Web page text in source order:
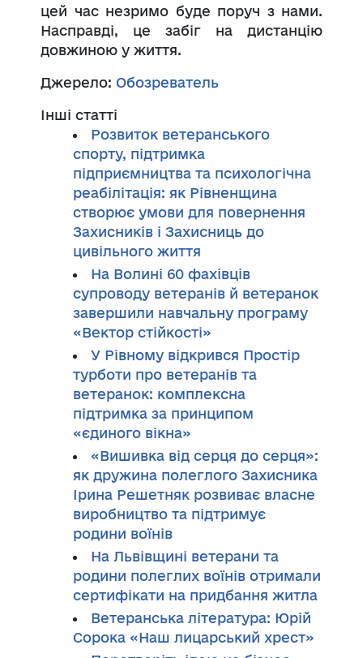
цей час незримо буде поруч з нами.
Насправді, це забіг на дистанцію
довжиною у життя.
Джерело: Обозреватель
Інші статті
Розвиток ветеранського
спорту, підтримка
підприємництва та психологічна
реабілітація: як Рівненщина
створює умови для повернення
Захисників і Захисниць до
цивільного життя
На Волині 60 фахівців
супроводу ветеранів й ветеранок
завершили навчальну програму
«Вектор стійкості»
У Рівному відкрився Простір
турботи про ветеранів та
ветеранок: комплексна
підтримка за принципом
«єдиного вікна»
«Вишивка від серця до серця»:
як дружина полеглого Захисника
Ірина Решетняк розвиває власне
виробництво та підтримує
родини воїнів
На Львівщині ветерани та
родини полеглих воїнів отримали
сертифікати на придбання житла
Ветеранська література: Юрій
Сорока «Наш лицарський хрест»